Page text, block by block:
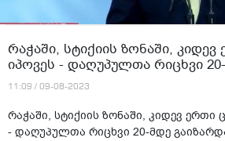
რაჭაში, სტიქიის ზონაში,
იპოვეს - დაღუპულთა რიცხვი
11:09 / 09-08-2023
რაჭაში, სტიქიის ზონაში, კიდევ ერთი
- დაღუპულთა რიცხვი 20-მდე